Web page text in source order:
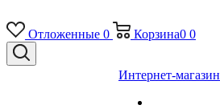
Отложенные 0 Корзина0 0
Интернет-магазин